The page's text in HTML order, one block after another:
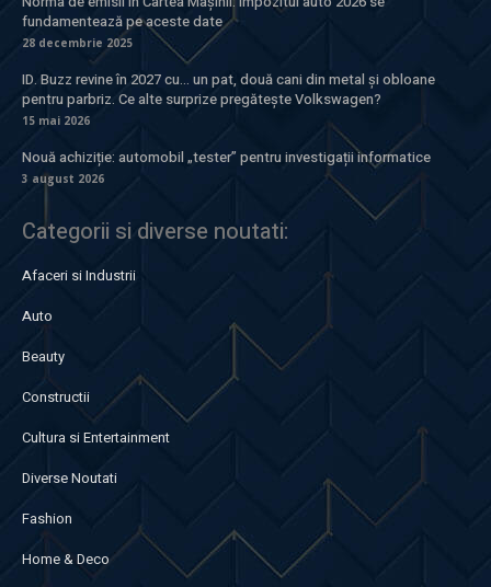
fundamentează pe aceste date
28 decembrie 2025
ID. Buzz revine în 2027 cu… un pat, două cani din metal și obloane
pentru parbriz. Ce alte surprize pregătește Volkswagen?
15 mai 2026
Nouă achiziție: automobil „tester” pentru investigații informatice
3 august 2026
Categorii si diverse noutati:
Afaceri si Industrii
Auto
Beauty
Constructii
Cultura si Entertainment
Diverse Noutati
Fashion
Home & Deco